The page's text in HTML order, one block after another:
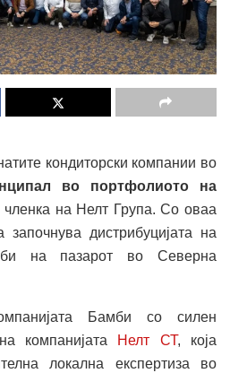
кондиторски компании во
во портфолиото на
членка на Нелт Група. Со оваа
започнува дистрибуцијата на
на пазарот во Северна
Бамби со силен
компанијата Нелт СТ, која
локална експертиза во